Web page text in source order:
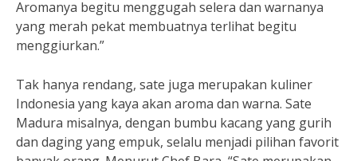
Aromanya begitu menggugah selera dan warnanya
yang merah pekat membuatnya terlihat begitu
menggiurkan.”
Tak hanya rendang, sate juga merupakan kuliner
Indonesia yang kaya akan aroma dan warna. Sate
Madura misalnya, dengan bumbu kacang yang gurih
dan daging yang empuk, selalu menjadi pilihan favorit